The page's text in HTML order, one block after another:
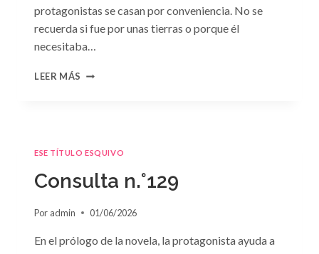
protagonistas se casan por conveniencia. No se
recuerda si fue por unas tierras o porque él
necesitaba…
LEER MÁS CONSULTA
ESE TÍTULO ESQUIVO
Consulta n.°129
Por admin 01/06/2026
En el prólogo de la novela, la protagonista ayuda a